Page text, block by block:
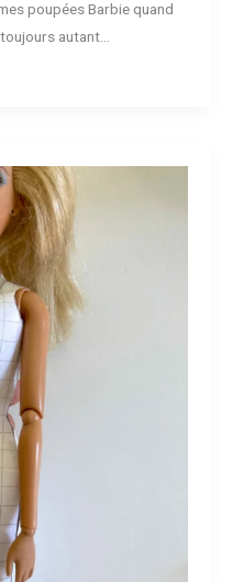
poupées Barbie quand
autant...